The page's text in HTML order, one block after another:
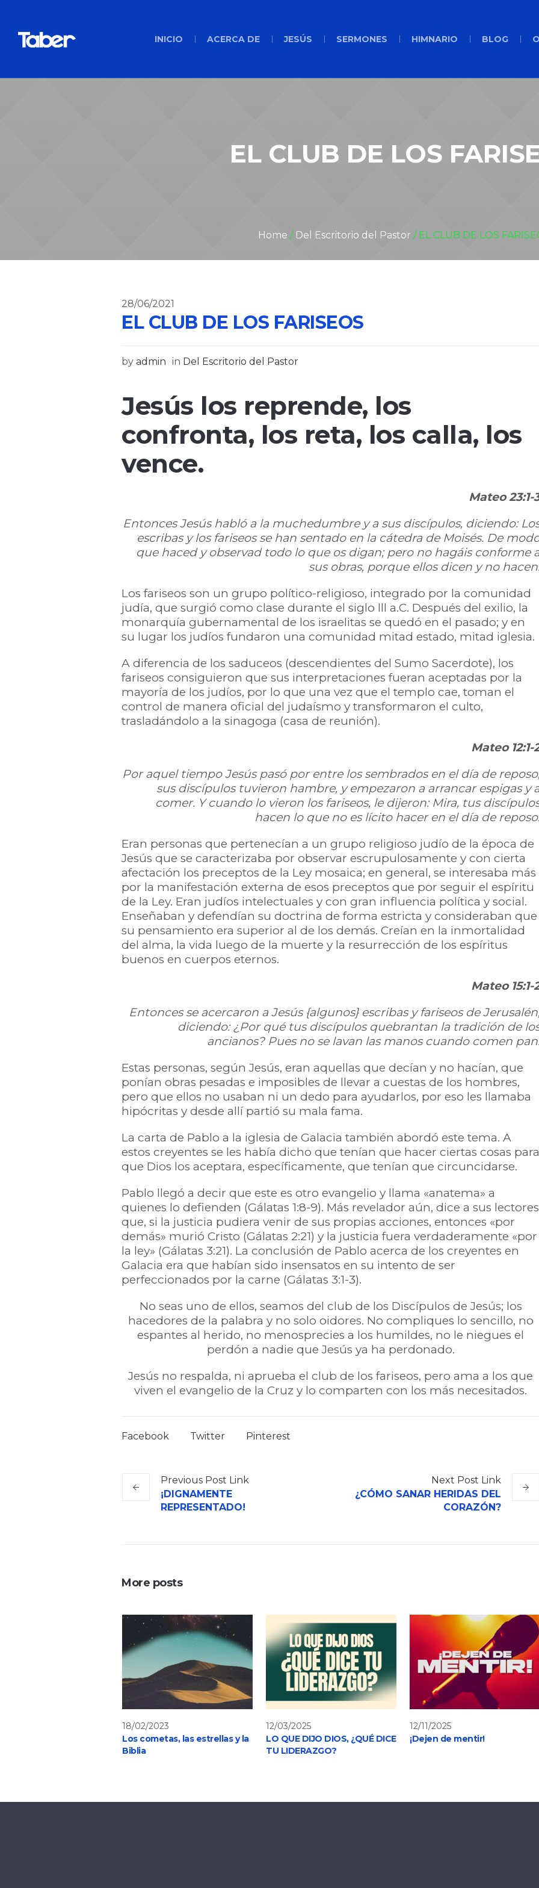
INICIO ACERCA DE JESÚS SERMONES HIMNARIO BLOG
EL CLUB DE LOS
Home / Del Escritorio del Pastor / EL CLUB DE LOS
28/06/2021
EL CLUB DE LOS FARISEOS
by admin in Del Escritorio del Pastor
Jesús los reprende, los
confronta, los reta, los calla, los
vence.
Mateo 23:1-
Entonces Jesús habló a la muchedumbre y a sus discípulos, diciendo:
escribas y los fariseos se han sentado en la cátedra de Moisés. De
que haced y observad todo lo que os digan; pero no hagáis conforme
sus obras, porque ellos dicen y no
Los fariseos son un grupo político-religioso, integrado por la comunidad
judía, que surgió como clase durante el siglo lll a.C. Después del exilio, la
monarquía gubernamental de los israelitas se quedó en el pasado; y en
su lugar los judíos fundaron una comunidad mitad estado, mitad iglesia.
A diferencia de los saduceos (descendientes del Sumo Sacerdote), los
fariseos consiguieron que sus interpretaciones fueran aceptadas por la
mayoría de los judíos, por lo que una vez que el templo cae, toman el
control de manera oficial del judaísmo y transformaron el culto,
trasladándolo a la sinagoga (casa de reunión).
Mateo 12:1-
Por aquel tiempo Jesús pasó por entre los sembrados en el día de
sus discípulos tuvieron hambre, y empezaron a arrancar espigas y
comer. Y cuando lo vieron los fariseos, le dijeron: Mira, tus
hacen lo que no es lícito hacer en el día de
Eran personas que pertenecían a un grupo religioso judío de la época de
Jesús que se caracterizaba por observar escrupulosamente y con cierta
afectación los preceptos de la Ley mosaica; en general, se interesaba más
por la manifestación externa de esos preceptos que por seguir el espíritu
de la Ley. Eran judíos intelectuales y con gran influencia política y social.
Enseñaban y defendían su doctrina de forma estricta y consideraban que
su pensamiento era superior al de los demás. Creían en la inmortalidad
del alma, la vida luego de la muerte y la resurrección de los espíritus
buenos en cuerpos eternos.
Mateo 15:1-
Entonces se acercaron a Jesús {algunos} escribas y fariseos de
diciendo: ¿Por qué tus discípulos quebrantan la tradición de
ancianos? Pues no se lavan las manos cuando comen
Estas personas, según Jesús, eran aquellas que decían y no hacían, que
ponían obras pesadas e imposibles de llevar a cuestas de los hombres,
pero que ellos no usaban ni un dedo para ayudarlos, por eso les llamaba
hipócritas y desde allí partió su mala fama.
La carta de Pablo a la iglesia de Galacia también abordó este tema. A
estos creyentes se les había dicho que tenían que hacer ciertas cosas para
que Dios los aceptara, específicamente, que tenían que circuncidarse.
Pablo llegó a decir que este es otro evangelio y llama «anatema» a
quienes lo defienden (Gálatas 1:8-9). Más revelador aún, dice a sus lectores
que, si la justicia pudiera venir de sus propias acciones, entonces «por
demás» murió Cristo (Gálatas 2:21) y la justicia fuera verdaderamente «por
la ley» (Gálatas 3:21). La conclusión de Pablo acerca de los creyentes en
Galacia era que habían sido insensatos en su intento de ser
perfeccionados por la carne (Gálatas 3:1-3).
No seas uno de ellos, seamos del club de los Discípulos de Jesús; los
hacedores de la palabra y no solo oidores. No compliques lo sencillo, no
espantes al herido, no menosprecies a los humildes, no le niegues el
perdón a nadie que Jesús ya ha perdonado.
Jesús no respalda, ni aprueba el club de los fariseos, pero ama a los que
viven el evangelio de la Cruz y lo comparten con los más necesitados.
Facebook Twitter Pinterest
Previous Post Link
¡DIGNAMENTE
REPRESENTADO!
Next Post Link
¿CÓMO SANAR HERIDAS DEL
CORAZÓN?
More posts
18/02/2023
Los cometas, las estrellas y la
Biblia
12/03/2025
LO QUE DIJO DIOS, ¿QUÉ DICE
TU LIDERAZGO?
12/11/2025
¡Dejen de mentir!